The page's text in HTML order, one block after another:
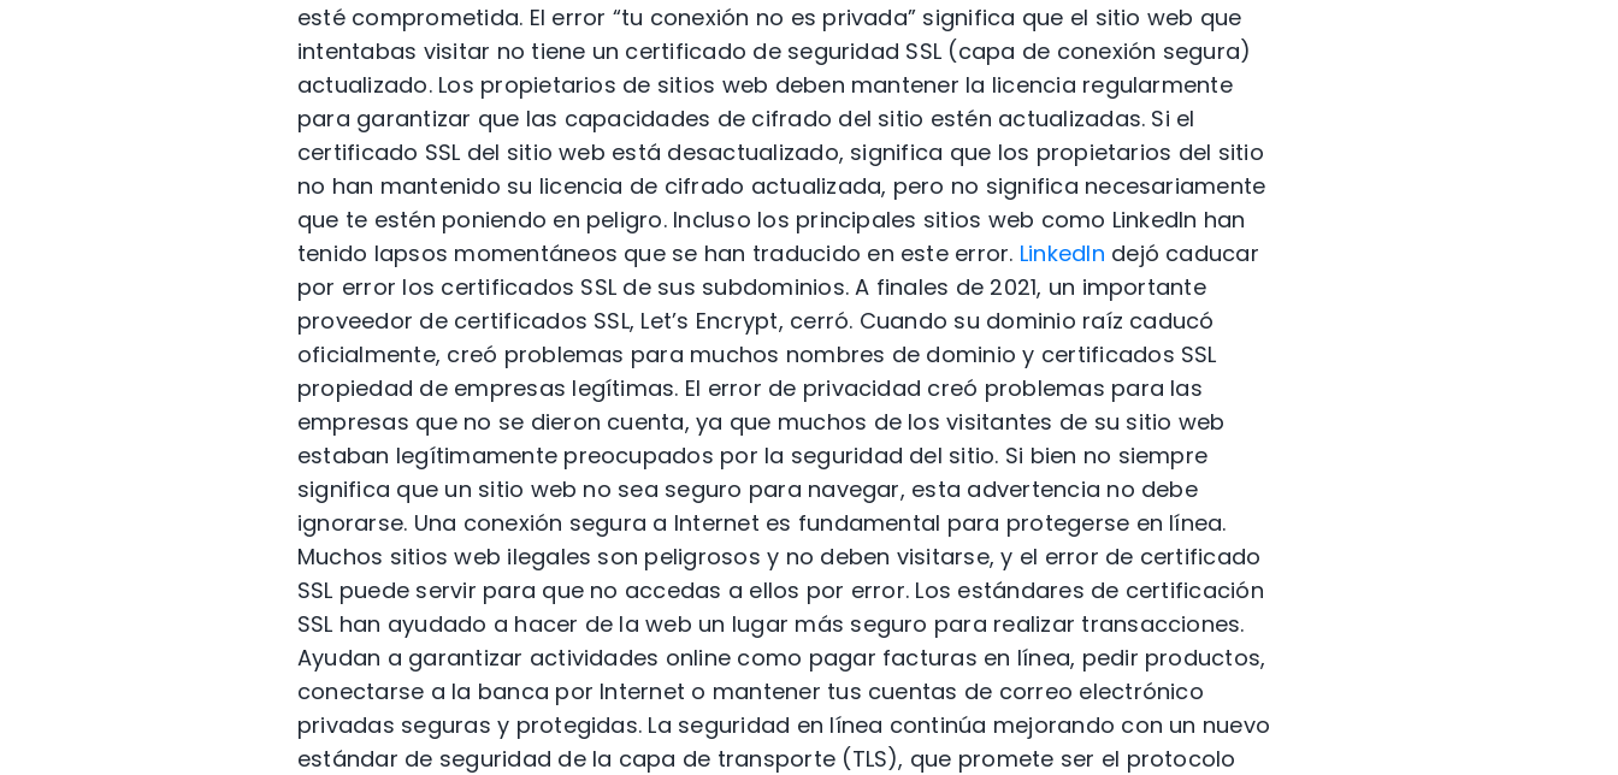
esté comprometida. El error “tu conexión no es privada” significa que el sitio web que
intentabas visitar no tiene un certificado de seguridad SSL (capa de conexión segura)
actualizado. Los propietarios de sitios web deben mantener la licencia regularmente
para garantizar que las capacidades de cifrado del sitio estén actualizadas. Si el
certificado SSL del sitio web está desactualizado, significa que los propietarios del sitio
no han mantenido su licencia de cifrado actualizada, pero no significa necesariamente
que te estén poniendo en peligro. Incluso los principales sitios web como LinkedIn han
tenido lapsos momentáneos que se han traducido en este error. LinkedIn dejó caducar
por error los certificados SSL de sus subdominios. A finales de 2021, un importante
proveedor de certificados SSL, Let’s Encrypt, cerró. Cuando su dominio raíz caducó
oficialmente, creó problemas para muchos nombres de dominio y certificados SSL
propiedad de empresas legítimas. El error de privacidad creó problemas para las
empresas que no se dieron cuenta, ya que muchos de los visitantes de su sitio web
estaban legítimamente preocupados por la seguridad del sitio. Si bien no siempre
significa que un sitio web no sea seguro para navegar, esta advertencia no debe
ignorarse. Una conexión segura a Internet es fundamental para protegerse en línea.
Muchos sitios web ilegales son peligrosos y no deben visitarse, y el error de certificado
SSL puede servir para que no accedas a ellos por error. Los estándares de certificación
SSL han ayudado a hacer de la web un lugar más seguro para realizar transacciones.
Ayudan a garantizar actividades online como pagar facturas en línea, pedir productos,
conectarse a la banca por Internet o mantener tus cuentas de correo electrónico
privadas seguras y protegidas. La seguridad en línea continúa mejorando con un nuevo
estándar de seguridad de la capa de transporte (TLS), que promete ser el protocolo